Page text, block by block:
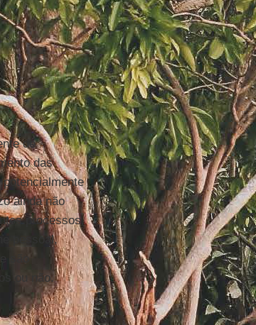
de
das
ainda não
processos,
pessoal,
são
ou não.